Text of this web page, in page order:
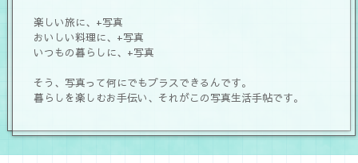
楽しい旅に、+写真
おいしい料理に、+写真
いつもの暮らしに、+写真
そう、写真って何にでもプラスできるんです。
暮らしを楽しむお手伝い、それがこの写真生活手帖です。